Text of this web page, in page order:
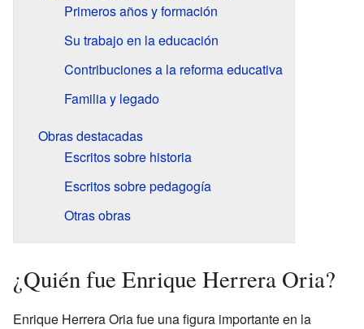
Primeros años y formación
Su trabajo en la educación
Contribuciones a la reforma educativa
Familia y legado
Obras destacadas
Escritos sobre historia
Escritos sobre pedagogía
Otras obras
¿Quién fue Enrique Herrera Oria?
Enrique Herrera Oria fue una figura importante en la